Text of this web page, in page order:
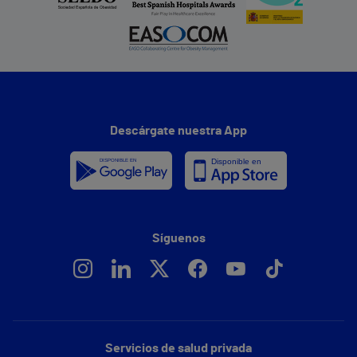
Servicios de salud privada
Descárgate nuestra App
Síguenos